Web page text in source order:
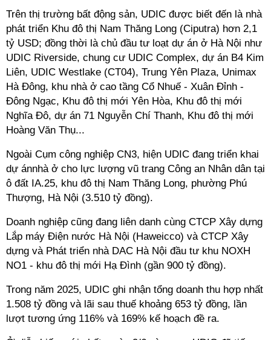
Trên thị trường bất động sản, UDIC được biết đến là nhà
phát triển Khu đô thị Nam Thăng Long (Ciputra) hơn 2,1
tỷ USD; đồng thời là chủ đầu tư loạt dự án ở Hà Nội như
UDIC Riverside, chung cư UDIC Complex, dự án B4 Kim
Liên, UDIC Westlake (CT04), Trung Yên Plaza, Unimax
Hà Đông, khu nhà ở cao tầng Cổ Nhuế - Xuân Đỉnh -
Đông Ngạc, Khu đô thị mới Yên Hòa, Khu đô thị mới
Nghĩa Đô, dự án 71 Nguyễn Chí Thanh, Khu đô thị mới
Hoàng Văn Thụ...
Ngoài Cụm công nghiệp CN3, hiện UDIC đang triển khai
dự ánnhà ở cho lực lượng vũ trang Công an Nhân dân tại
ô đất IA.25, khu đô thị Nam Thăng Long, phường Phú
Thượng, Hà Nội (3.510 tỷ đồng).
Doanh nghiệp cũng đang liên danh cùng CTCP Xây dựng
Lắp máy Điện nước Hà Nội (Haweicco) và CTCP Xây
dựng và Phát triển nhà DAC Hà Nội đầu tư khu NOXH
NO1 - khu đô thị mới Hạ Đình (gần 900 tỷ đồng).
Trong năm 2025, UDIC ghi nhận tổng doanh thu hợp nhất
1.508 tỷ đồng và lãi sau thuế khoảng 653 tỷ đồng, lần
lượt tương ứng 116% và 169% kế hoạch đề ra.